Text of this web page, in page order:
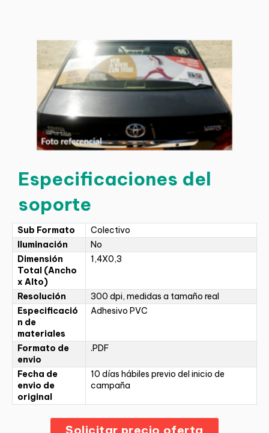
Especificaciones del
soporte
Sub Formato
Colectivo
Iluminación
No
Dimensión
Total (Ancho
x Alto)
1,4X0,3
Resolución
300 dpi, medidas a tamaño real
Especificació
n de
materiales
Adhesivo PVC
Formato de
envio
.PDF
Fecha de
envio de
original
10 días hábiles previo del inicio de
campaña